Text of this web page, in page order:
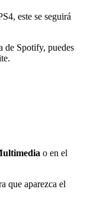
este se seguirá
de Spotify, puedes
o en el
que aparezca el